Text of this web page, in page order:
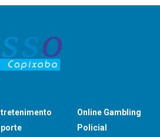
Online Gambling
Policial